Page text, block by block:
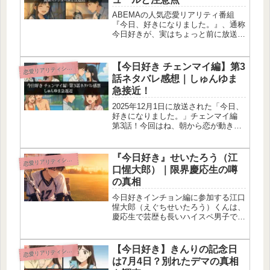
ABEMAの人気恋愛リアリティ番組
『今日、好きになりました。』、通称
今日好きが、実はちょっと前に放送時
ったんだけど、2025年4月からは21時
スタートに前倒しされてるの。...
恋
愛リアリティショー
【今日好き チェンマイ編】第3
話ネタバレ感想｜しゅんゆま
急接近！
2025年12月1日に放送された「今日、
好きになりました。」チェンマイ編
第3話！今回はね、朝から恋が動き出
で…とにかく感情ジェットコースター
だったの！この記事では第3話の...
恋
愛リアリティショー
『今日好き』せいたろう（江
口惺大郎）｜限界慶応生の噂
の真相
今日好きインチョン編に参加する江口
惺大郎（えぐちせいたろう）くんは、
慶応生で芸歴も長いハイスペ男子であ
2008年8月25日生まれの17歳（高校3
年生）で、身長は175cm、エ...
恋
愛リアリティショー
【今日好き】きんりの記念日
は7月4日？別れたデマの真相